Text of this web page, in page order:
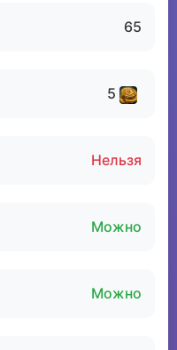
65
5
Нельзя
Можно
Можно